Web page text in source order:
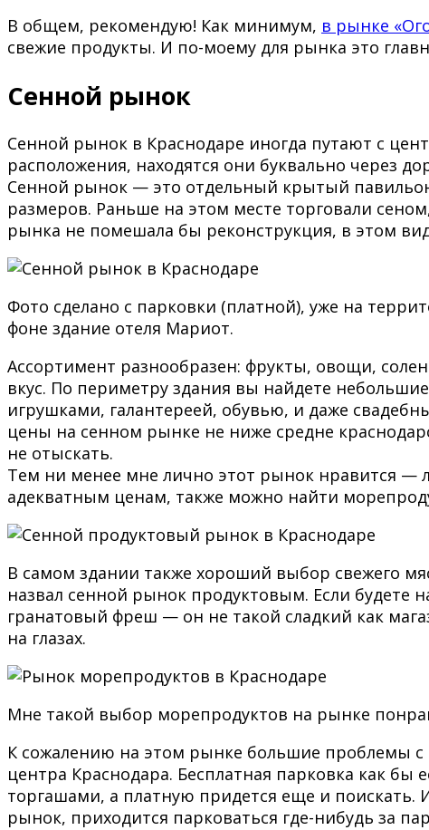
В общем, рекомендую! Как минимум, в рынке
свежие продукты. И по-моему для рынка это
Сенной рынок
Сенной рынок в Краснодаре иногда путают с
расположения, находятся они буквально через
Сенной рынок — это отдельный крытый
размеров. Раньше на этом месте торговали
рынка не помешала бы реконструкция, в этом
Фото сделано с парковки (платной), уже на
фоне здание отеля Мариот.
Ассортимент разнообразен: фрукты, овощи,
вкус. По периметру здания вы найдете
игрушками, галантереей, обувью, и даже
цены на сенном рынке не ниже средне
не отыскать.
Тем ни менее мне лично этот рынок нравится —
адекватным ценам, также можно найти
В самом здании также хороший выбор свежего
назвал сенной рынок продуктовым. Если будете
гранатовый фреш — он не такой сладкий как
на глазах.
Мне такой выбор морепродуктов на рынке
К сожалению на этом рынке большие проблемы с
центра Краснодара. Бесплатная парковка как бы
торгашами, а платную придется еще и поискать.
рынок, приходится парковаться где-нибудь за